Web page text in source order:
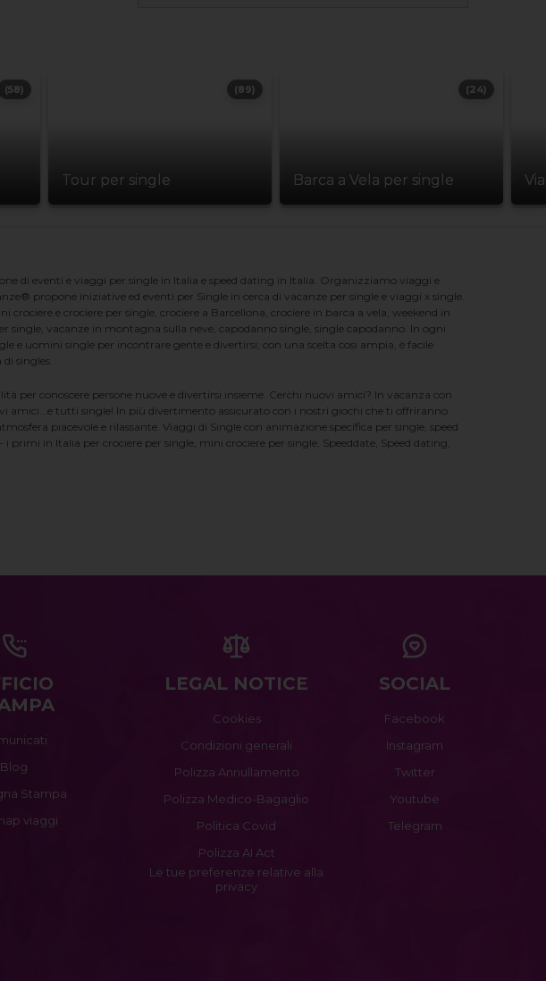
(58)
Tour per single
(89)
Barca a Vela per single
(24)
di eventi e viaggi per single in Italia e speed dating in Italia. Organizziamo viaggi e
propone iniziative ed eventi per Single in cerca di vacanze per single e viaggi x single.
e crociere per single, crociere a Barcellona, crociere in barca a vela, weekend in
single, vacanze in montagna sulla neve, capodanno single, single capodanno. In ogni
e uomini single per incontrare gente e divertirsi; con una scelta cosi ampia, è facile
singles.
per conoscere persone nuove e divertirsi insieme. Cerchi nuovi amici? In vacanza con
amici...e tutti single! In più divertimento assicurato con i nostri giochi che ti offriranno
piacevole e rilassante. Viaggi di Single con animazione specifica per single, speed
primi in Italia per crociere per single, mini crociere per single, Speeddate, Speed dating,
Blog
Stampa
viaggi
LEGAL NOTICE
Cookies
Condizioni generali
Polizza Annullamento
Polizza Medico-Bagaglio
Politica Covid
Polizza AI Act
Le tue preferenze relative alla
privacy
SOCIAL
Facebook
Instagram
Twitter
Youtube
Telegram